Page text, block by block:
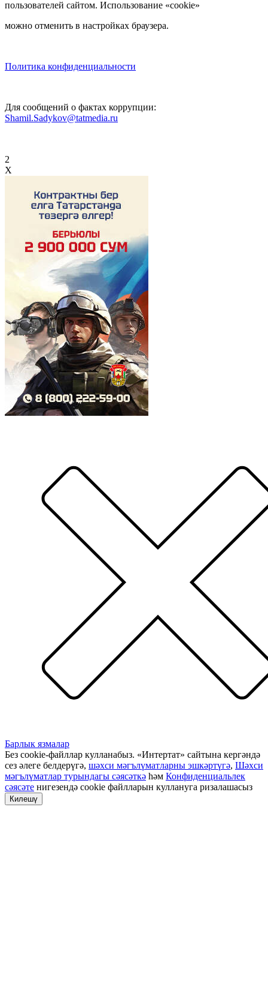
пользователей сайтом. Использование «cookie»
можно отменить в настройках браузера.
Политика конфиденциальности
Для сообщений о фактах коррупции:
Shamil.Sadykov@tatmedia.ru
2
X
Барлык язмалар
Без cookie-файллар кулланабыз. «Интертат» сайтына кергәндә
сез әлеге белдерүгә, шәхси мәгълүматларны эшкәртүгә, Шәхси
мәгълүматлар турындагы сәясәткә һәм Конфиденциальлек
сәясәте нигезендә cookie файлларын куллануга ризалашасыз
Килешү